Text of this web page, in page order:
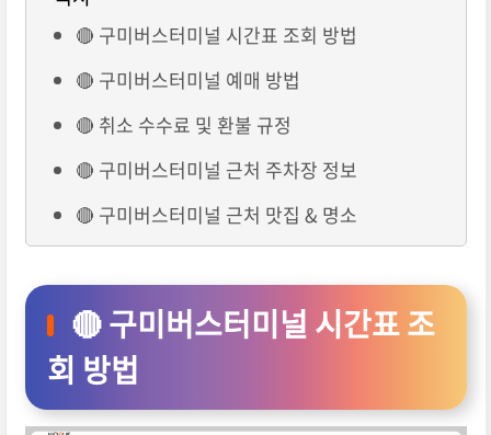
🔴 구미버스터미널 시간표 조회 방법
🔴 구미버스터미널 예매 방법
🔴 취소 수수료 및 환불 규정
🔴 구미버스터미널 근처 주차장 정보
🔴 구미버스터미널 근처 맛집 & 명소
🔴 구미버스터미널 시간표 조
회 방법